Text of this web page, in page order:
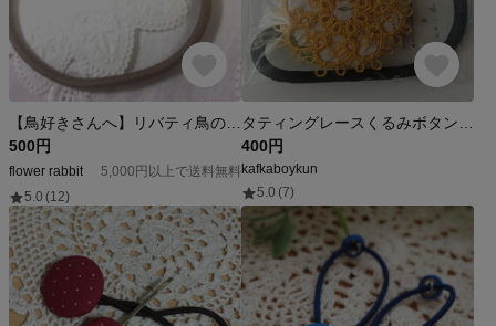
500円
flower rabbit
5,000円以上で送料無料
5.0 (12)
400円
kafkaboykun
5.0 (7)